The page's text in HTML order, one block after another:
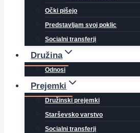
Očki pišejo
Predstavljam svoj poklic
Socialni transferji
Družina
Odnosi
Prejemki
Družinski prejemki
Starševsko varstvo
Socialni transferji